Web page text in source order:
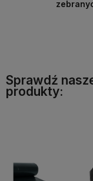
Sprawdź
produkty: